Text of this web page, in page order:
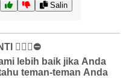
Salin
✋🏻🛑⛔️
lebih baik jika Anda
teman-teman Anda